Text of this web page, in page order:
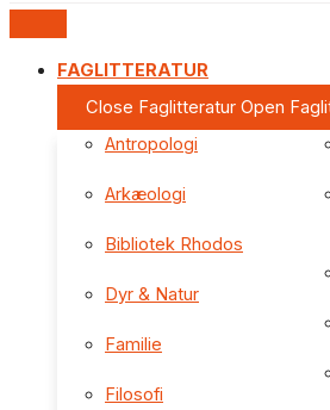
FAGLITTERATUR
Close Faglitteratur Open
Antropologi
Arkæologi
Bibliotek Rhodos
Dyr & Natur
Familie
Filosofi